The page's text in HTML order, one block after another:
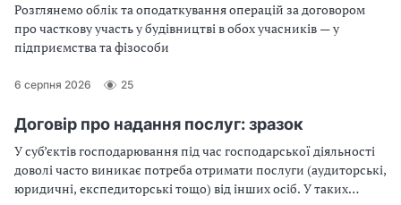
Розглянемо облік та оподаткування операцій за договором
про часткову участь у будівництві в обох учасників — у
підприємства та фізособи
6 серпня 2026 25
Договір про надання послуг: зразок
У суб’єктів господарювання під час господарської діяльності
доволі часто виникає потреба отримати послуги (аудиторські,
юридичні, експедиторські тощо) від інших осіб. У таких